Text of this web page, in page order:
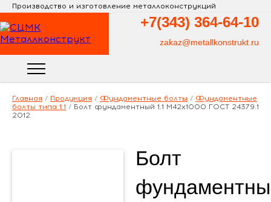
Производство и изготовление металлоконструкций
+7(343) 364-64-10
zakaz@metallkonstrukt.ru
Главная / Продукция / Фундаментные болты / Фундаментные
болты типа 1.1 / Болт фундаментный 1.1 М42х1000 ГОСТ 24379.1
2012
Болт